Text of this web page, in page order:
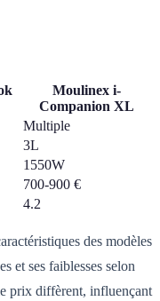
Moulinex i-
Companion XL
Multiple
3L
1550W
700-900 €
4.2
des modèles
et ses faiblesses selon
prix diffèrent, influençant